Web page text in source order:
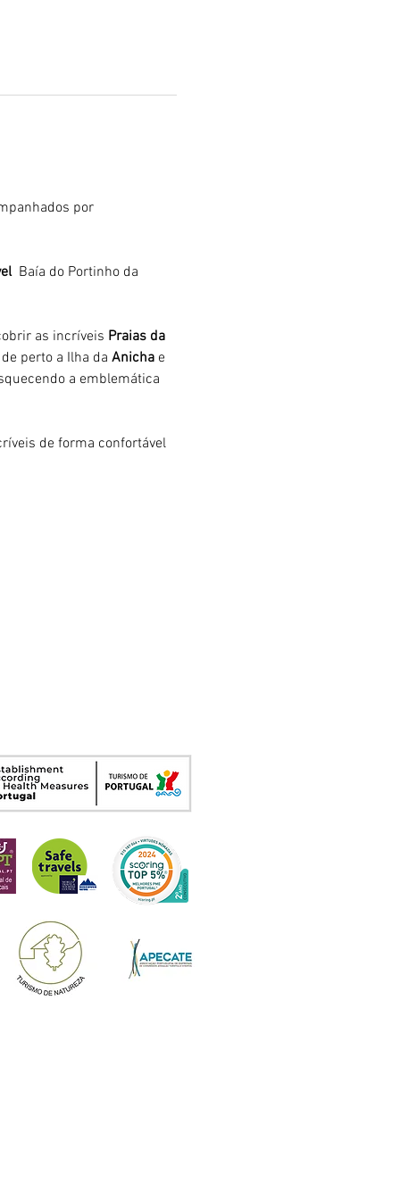
por
Baía do Portinho da
as incríveis Praias da
perto a Ilha da Anicha e
a emblemática
de forma confortável